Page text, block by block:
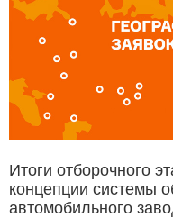
Итоги отборочного
концепции системы
автомобильного